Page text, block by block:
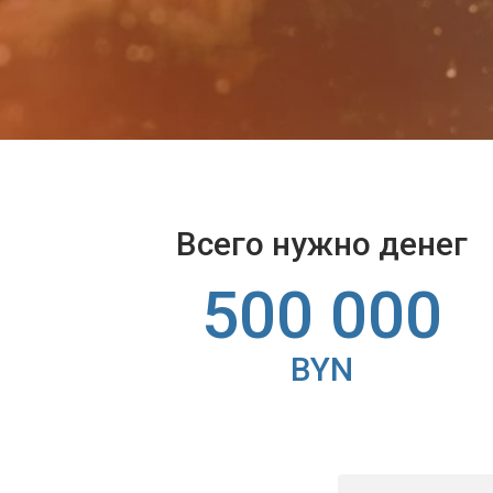
Всего нужно денег
500 000
BYN